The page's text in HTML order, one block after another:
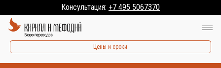
Консультация: +7 495 5067370
Цены и сроки